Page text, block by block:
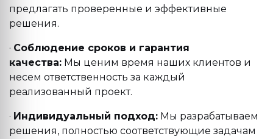
предлагать проверенные и эффективные
решения.
· Соблюдение сроков и гарантия
качества: Мы ценим время наших клиентов и
несем ответственность за каждый
реализованный проект.
· Индивидуальный подход: Мы разрабатываем
решения, полностью соответствующие задачам